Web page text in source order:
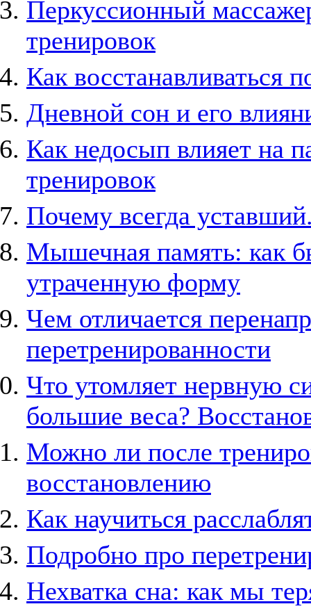
Перкуссионный
тренировок
Как восстанавливаться
Дневной сон и его
Как недосып влияет на
тренировок
Почему всегда
Мышечная память: как
утраченную форму
Чем отличается
перетренированности
Что утомляет нервную
большие веса?
Можно ли после
восстановлению
Как научиться
Подробно про
Нехватка сна: как мы